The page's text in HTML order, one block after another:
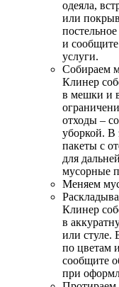
одеяла,
или
и сообщите
услуги.
Собираем
Клинер
в мешки и
отходы –
уборкой. В
пакеты с
для
мусорные
Меняем
Клинер
в
или стуле.
по цветам
сообщите
при